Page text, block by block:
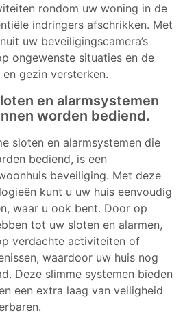
rondom uw woning in de
indringers afschrikken. Met
uw beveiligingscamera’s
ongewenste situaties en de
gezin versterken.
en alarmsystemen
worden bediend.
sloten en alarmsystemen die
bediend, is een
beveiliging. Met deze
kunt u uw huis eenvoudig
waar u ook bent. Door op
tot uw sloten en alarmen,
verdachte activiteiten of
waardoor uw huis nog
Deze slimme systemen bieden
een extra laag van veiligheid